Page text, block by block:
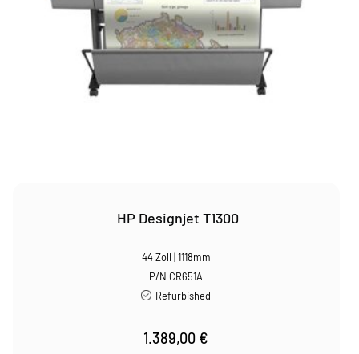
HP Designjet T1300
44 Zoll | 1118mm
P/N CR651A
Refurbished
1.389,00 €